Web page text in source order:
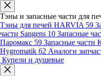
Тэны и запасные части для
Тэны для печей HARVIA 59
части Sangens 10 Запасные
Паромакс 59 Запасные части
Hygromatik 62 Аналоги
Купели и душевые